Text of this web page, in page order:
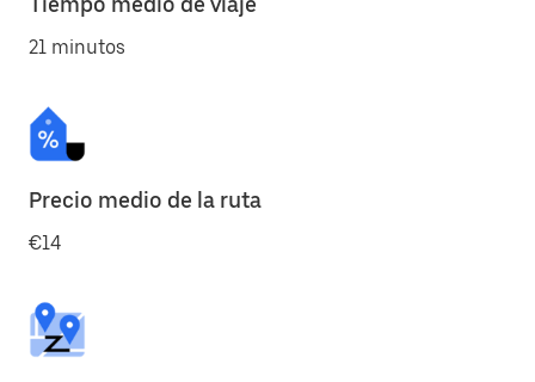
21 minutos
Precio medio de la ruta
€14